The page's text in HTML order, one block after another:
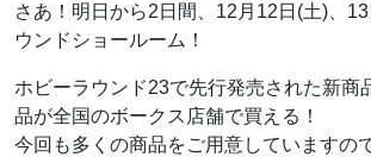
さあ！明日から2日間、12月12日(土)、
ウンドショールーム！
ホビーラウンド23で先行発売された新商
品が全国のボークス店舗で買える！
今回も多くの商品をご用意していますの